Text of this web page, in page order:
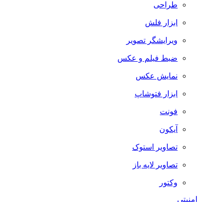
طراحی
ابزار فلش
ویرایشگر تصویر
ضبط فيلم و عكس
نمایش عکس
ابزار فتوشاپ
فونت
آیکون
تصاویر استوک
تصاویر لایه باز
وکتور
امنیتی